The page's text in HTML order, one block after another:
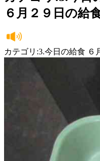
６月２９日の給
カテゴリ:3.今日の給食 ６